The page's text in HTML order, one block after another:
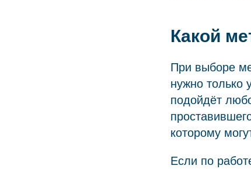
Какой
При выборе
нужно только
подойдёт
которому
Если по